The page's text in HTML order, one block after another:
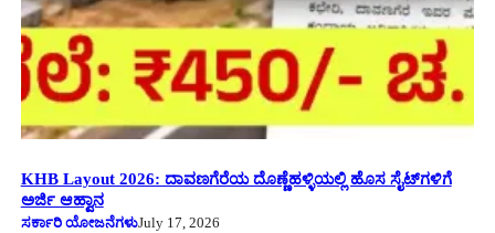
KHB Layout 2026: ದಾವಣಗೆರೆಯ ದೊಣ್ಣೆಹಳ್ಳಿಯಲ್ಲಿ ಹೊಸ ಸೈಟ್‌ಗಳಿಗೆ
ಅರ್ಜಿ ಆಹ್ವಾನ
ಸರ್ಕಾರಿ ಯೋಜನೆಗಳುJuly 17, 2026